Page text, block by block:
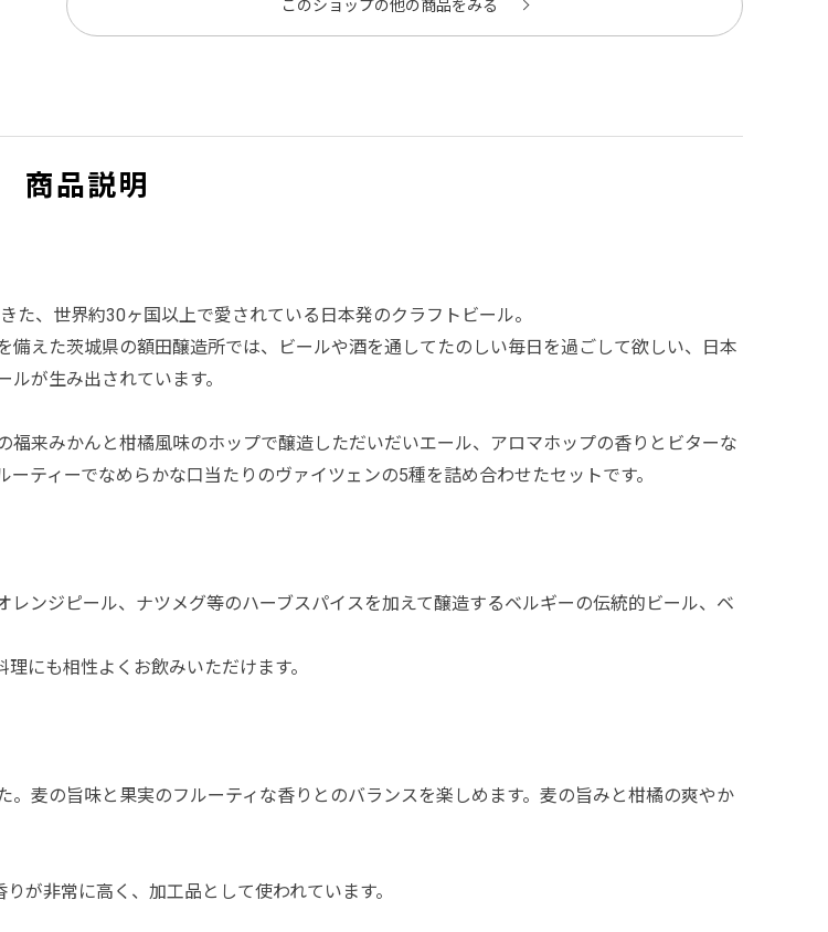
このショップの他の商品をみる
商品説明
、世界約30ヶ国以上で愛されている日本発のクラフトビール。
えた茨城県の額田醸造所では、ビールや酒を通してたのしい毎日を過ごして欲しい、日本
が生み出されています。
来みかんと柑橘風味のホップで醸造しただいだいエール、アロマホップの香りとビターな
ティーでなめらかな口当たりのヴァイツェンの5種を詰め合わせたセットです。
ンジピール、ナツメグ等のハーブスパイスを加えて醸造するベルギーの伝統的ビール、ベ
にも相性よくお飲みいただけます。
麦の旨味と果実のフルーティな香りとのバランスを楽しめます。麦の旨みと柑橘の爽やか
が非常に高く、加工品として使われています。